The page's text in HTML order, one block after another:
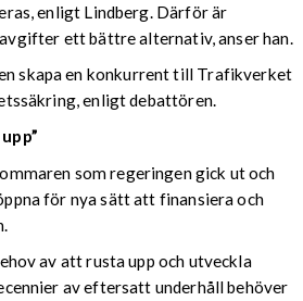
enligt Lindberg. Därför är
ett bättre alternativ, anser han.
skapa en konkurrent till Trafikverket
enligt debattören.
som regeringen gick ut och
för nya sätt att finansiera och
av att rusta upp och utveckla
av eftersatt underhåll behöver